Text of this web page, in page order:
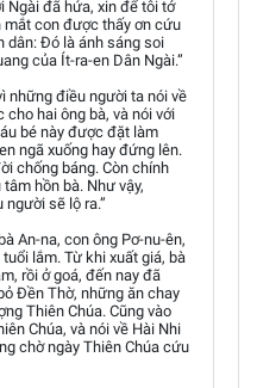
Ngài đã hứa, xin để tôi tớ
mắt con được thấy ơn cứu
dân: Đó là ánh sáng soi
của Ít-ra-en Dân Ngài.”
những điều người ta nói về
cho hai ông bà, và nói với
bé này được đặt làm
ngã xuống hay đứng lên.
chống báng. Còn chính
hồn bà. Như vậy,
sẽ lộ ra.”
An-na, con ông Pơ-nu-ên,
lắm. Từ khi xuất giá, bà
rồi ở goá, đến nay đã
Đền Thờ, những ăn chay
Thiên Chúa. Cũng vào
Chúa, và nói về Hài Nhi
chờ ngày Thiên Chúa cứu